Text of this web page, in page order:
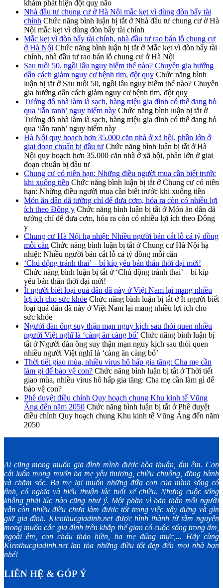
khám phát hiện đột quỵ não
Nhà đầu tư chung cư ở Hà Nội mắc kẹt vì dùng đòn bẩy tài
chính Chức năng bình luận bị tắt ở Nhà đầu tư chung cư ở Hà
Nội mắc kẹt vì dùng đòn bẩy tài chính
Mắc kẹt vì đòn bẩy tài chính, nhà đầu tư rao bán lỗ chung cư
ở Hà Nội Chức năng bình luận bị tắt ở Mắc kẹt vì đòn bẩy tài
chính, nhà đầu tư rao bán lỗ chung cư ở Hà Nội
Sau tuổi 50, ngồi lâu nguy hiểm thế nào? Chuyên gia hướng
dẫn cách giảm nguy cơ bệnh tim, đột quỵ Chức năng bình
luận bị tắt ở Sau tuổi 50, ngồi lâu nguy hiểm thế nào? Chuyên
gia hướng dẫn cách giảm nguy cơ bệnh tim, đột quỵ
Tưởng đồ nhà làm là sạch, hàng triệu gia đình có thể đang bỏ
qua ‘lằn ranh’ nguy hiểm này Chức năng bình luận bị tắt ở
Tưởng đồ nhà làm là sạch, hàng triệu gia đình có thể đang bỏ
qua ‘lằn ranh’ nguy hiểm này
Hà Nội quy hoạch hơn 35.000 căn nhà ở xã hội, phần lớn ở
giai đoạn chuẩn bị đầu tư Chức năng bình luận bị tắt ở Hà
Nội quy hoạch hơn 35.000 căn nhà ở xã hội, phần lớn ở giai
đoạn chuẩn bị đầu tư
Chung cư có niên hạn: Những điều người mua cần biết trước
khi xuống tiền Chức năng bình luận bị tắt ở Chung cư có niên
hạn: Những điều người mua cần biết trước khi xuống tiền
Món ăn dân dã tưởng chỉ để đưa cơm, hóa ra còn có nhiều lợi
ích theo Đông y Chức năng bình luận bị tắt ở Món ăn dân dã
tưởng chỉ để đưa cơm, hóa ra còn có nhiều lợi ích theo Đông
y
Chung cư Hà Nội hạ nhiệt: Nhiều người bán cắt lỗ cả tỷ đồng
mỗi căn Chức năng bình luận bị tắt ở Chung cư Hà Nội hạ
nhiệt: Nhiều người bán cắt lỗ cả tỷ đồng mỗi căn
‘Chủ động tránh thai’ – bí kíp yêu bản thân thời đại mới!
Chức năng bình luận bị tắt ở ‘Chủ động tránh thai’ – bí kíp
yêu bản thân thời đại mới!
Ít người biết loại quả dân dã này ở Việt Nam lại mang nhiều
lợi ích cho sức khỏe Chức năng bình luận bị tắt ở Ít người biết
loại quả dân dã này ở Việt Nam lại mang nhiều lợi ích cho
sức khỏe
Người đàn ông suy thận mạn nguy kịch sau thói quen nhiều
người Việt nghĩ là ‘càng ăn càng bổ’ Chức năng bình luận bị
tắt ở Người đàn ông suy thận mạn nguy kịch sau thói quen
nhiều người Việt nghĩ là ‘càng ăn càng bổ’
Thời tiết giao mùa, nhiều virus hô hấp gia tăng: Cha mẹ cần
làm gì để bảo vệ con? Chức năng bình luận bị tắt ở Thời tiết
giao mùa, nhiều virus hô hấp gia tăng: Cha mẹ cần làm gì để
bảo vệ con?
Phê duyệt điều chỉnh Quy hoạch chung Khu kinh tế Vũng
Áng đến năm 2050 Chức năng bình luận bị tắt ở Phê duyệt
điều chỉnh Quy hoạch chung Khu kinh tế Vũng Áng đến năm
2050
Ai cũng mong muốn gia đình mình được hòa thuận, ấm êm. Con
cái luôn mong muốn ba mẹ yêu thương, chiều chuộng, đồng hành
và chăm sóc. Ba mẹ lại muốn những đứa con của mình sống có
tình, có nghĩa và hiếu thuận lúc tuổi xế chiều. Nhưng cuộc sống
không phải lúc nào cũng như ý. Một phần vì bản thân mỗi người
vẫn còn nhiều điều chưa làm được tốt trong việc xây dựng và gìn
giữ gia đình. Kienthucgiadinh.net được hình thành từ tâm nguyện
mong muốn các gia đình trên khắp thế gian có cuộc sống trong ấm,
ngoài êm, con cháu thảo hiền, ba mẹ đúng mực,... Hãy cùng
Kienthucgiadinh.net lan tỏa những điều tốt đẹp đến mọi nhà bạn
nhé!
LIÊN HỆ & GÓP Ý